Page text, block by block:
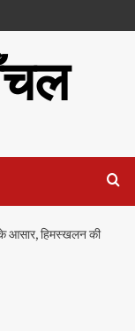
आसार, हिमस्खलन की